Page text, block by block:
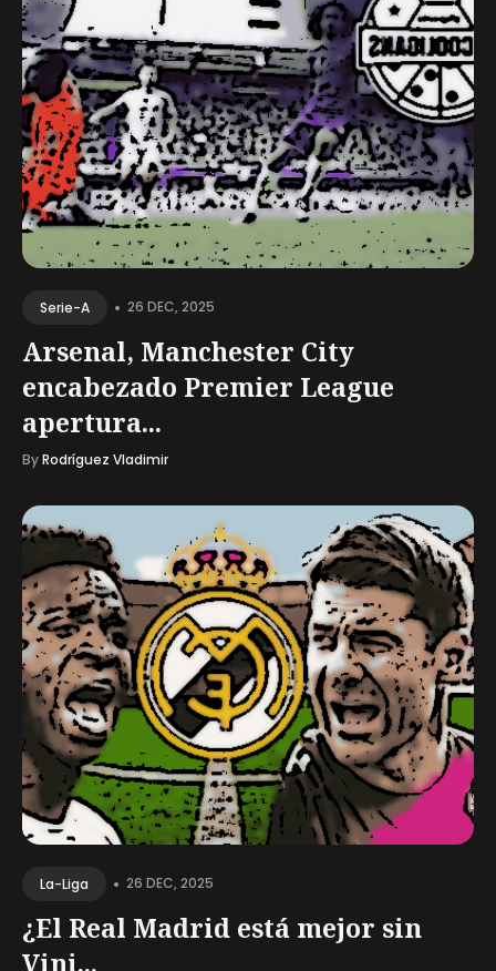
Serie-A • 26 DEC, 2025
Arsenal, Manchester City
encabezado Premier League
apertura...
ByRodríguez Vladimir
La-Liga • 26 DEC, 2025
¿El Real Madrid está mejor sin
Vini...